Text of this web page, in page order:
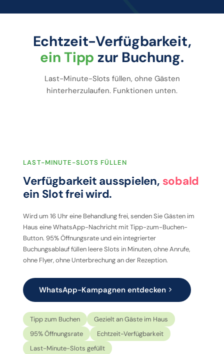
Echtzeit-Verfügbarkeit,
ein Tipp zur Buchung.
Last-Minute-Slots füllen, ohne Gästen
hinterherzulaufen. Funktionen unten.
LAST-MINUTE-SLOTS FÜLLEN
Verfügbarkeit ausspielen, sobald
ein Slot frei wird.
Wird um 16 Uhr eine Behandlung frei, senden Sie Gästen im
Haus eine WhatsApp-Nachricht mit Tipp-zum-Buchen-
Button. 95% Öffnungsrate und ein integrierter
Buchungsablauf füllen leere Slots in Minuten, ohne Anrufe,
ohne Flyer, ohne Unterbrechung an der Rezeption.
WhatsApp-Kampagnen entdecken
Tipp zum Buchen
Gezielt an Gäste im Haus
95% Öffnungsrate
Echtzeit-Verfügbarkeit
Last-Minute-Slots gefüllt